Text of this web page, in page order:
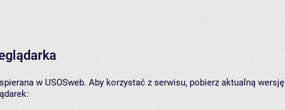
w USOSweb. Aby korzystać z serwisu, pobierz aktualną wersję